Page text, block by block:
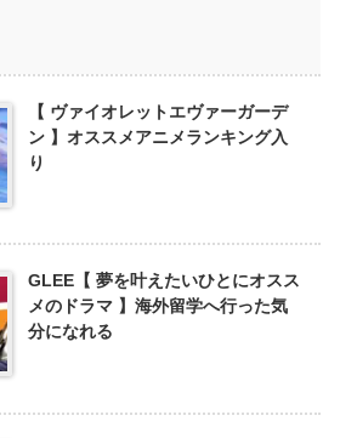
【 ヴァイオレットエヴァーガーデ
ン 】オススメアニメランキング入
り
GLEE【 夢を叶えたいひとにオスス
メのドラマ 】海外留学へ行った気
分になれる